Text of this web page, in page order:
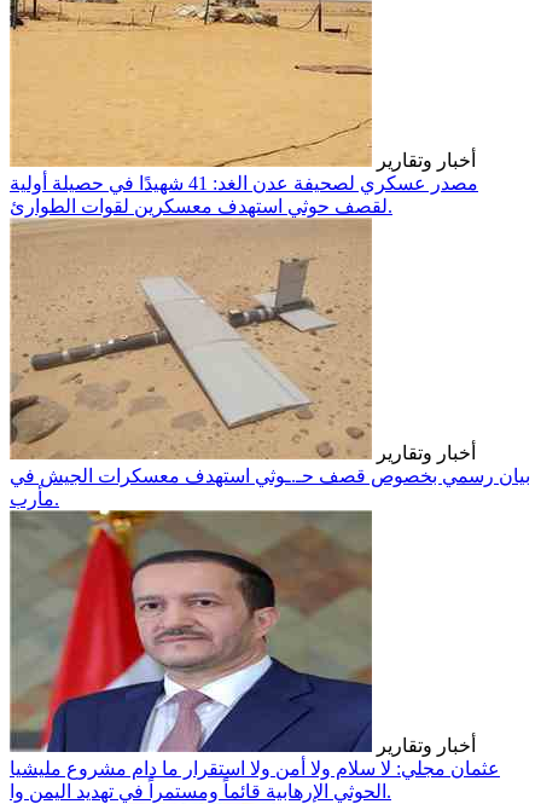
أخبار وتقارير
مصدر عسكري لصحيفة عدن الغد: 41 شهيدًا في حصيلة أولية
لقصف حوثي استهدف معسكرين لقوات الطوارئ.
أخبار وتقارير
بيان رسمي بخصوص قصف حـ.ـوثي استهدف معسكرات الجيش في
مأرب.
أخبار وتقارير
عثمان مجلي: لا سلام ولا أمن ولا استقرار ما دام مشروع مليشيا
الحوثي الإرهابية قائماً ومستمراً في تهديد اليمن وا.